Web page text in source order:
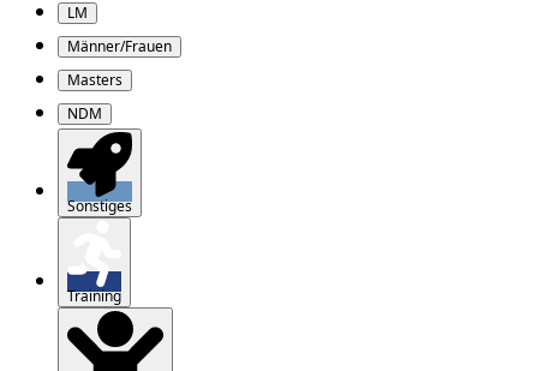
LM
Männer/Frauen
Masters
NDM
Sonstiges
Training